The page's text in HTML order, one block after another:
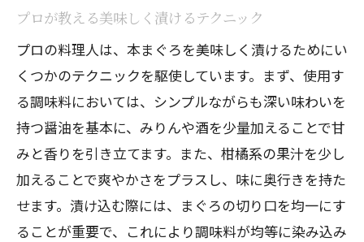
プロが教える美味しく漬けるテクニック
プロの料理人は、本まぐろを美味しく漬けるためにい
くつかのテクニックを駆使しています。まず、使用す
る調味料においては、シンプルながらも深い味わいを
持つ醤油を基本に、みりんや酒を少量加えることで甘
みと香りを引き立てます。また、柑橘系の果汁を少し
加えることで爽やかさをプラスし、味に奥行きを持た
せます。漬け込む際には、まぐろの切り口を均一にす
ることが重要で、これにより調味料が均等に染み込み